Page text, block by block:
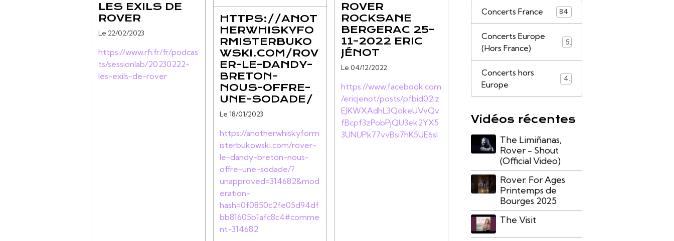
LES EXILS DE
ROVER
Le 22/02/2023
https://www.rfi.fr/fr/podcas
ts/sessionlab/20230222-
les-exils-de-rover
HTTPS://ANOT
HERWHISKYFO
RMISTERBUKO
WSKI.COM/ROV
ER-LE-DANDY-
BRETON-
NOUS-OFFRE-
UNE-SODADE/
Le 18/01/2023
https://anotherwhiskyform
isterbukowski.com/rover-
le-dandy-breton-nous-
offre-une-sodade/?
unapproved=314682&mod
eration-
hash=0f0850c2fe05d94df
bb81605b1afc8c4#comme
nt-314682
ROVER
ROCKSANE
BERGERAC 25-
11-2022 ERIC
JÉNOT
Le 04/12/2022
https://www.facebook.com
/ericjenot/posts/pfbid02iz
EJKWXAdhL3QokeUVvQv
fBcpf3zPobPjQU3ek2YX5
3UNUPk77vvBsi7hK5UE6sl
Concerts France 84
Concerts Europe
(Hors France)
5
Concerts hors
Europe
4
Vidéos récentes
The Limiñanas,
Rover - Shout
(Official Video)
Rover. For Ages
Printemps de
Bourges 2025
The Visit